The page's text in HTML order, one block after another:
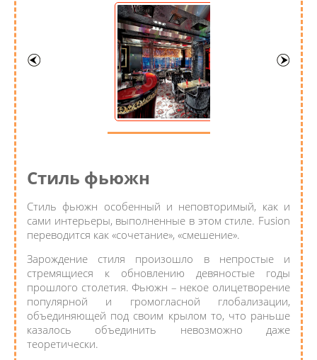
Стиль фьюжн
Стиль фьюжн особенный и неповторимый, как и
сами интерьеры, выполненные в этом стиле. Fusion
переводится как «сочетание», «смешение».
Зарождение стиля произошло в непростые и
стремящиеся к обновлению девяностые годы
прошлого столетия. Фьюжн – некое олицетворение
популярной и громогласной глобализации,
объединяющей под своим крылом то, что раньше
казалось объединить невозможно даже
теоретически.